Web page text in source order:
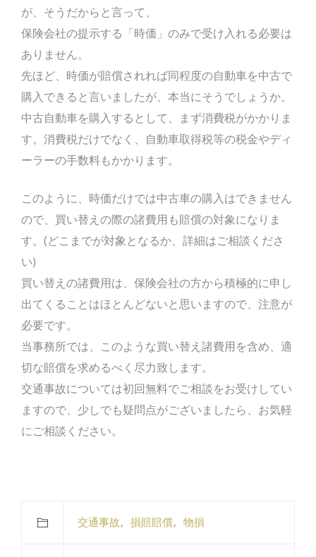
が、そうだからと言って、
保険会社の提示する「時価」のみで受け入れる必要は
ありません。
先ほど、時価が賠償されれば同程度の自動車を中古で
購入できると言いましたが、本当にそうでしょうか。
中古自動車を購入するとして、まず消費税がかかりま
す。消費税だけでなく、自動車取得税等の税金やディ
ーラーの手数料もかかります。
このように、時価だけでは中古車の購入はできません
ので、買い替えの際の諸費用も賠償の対象になりま
す。(どこまでが対象となるか、詳細はご相談くださ
い)
買い替えの諸費用は、保険会社の方から積極的に申し
出てくることはほとんどないと思いますので、注意が
必要です。
当事務所では、このような買い替え諸費用を含め、適
切な賠償を求めるべく尽力致します。
交通事故については初回無料でご相談をお受けしてい
ますので、少しでも疑問点がございましたら、お気軽
にご相談ください。
交通事故 損賠賠償 物損